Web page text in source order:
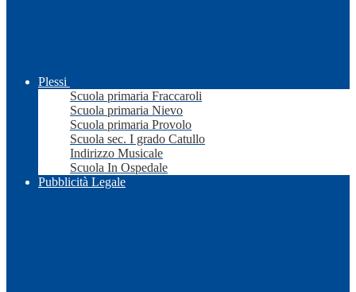
Plessi
Scuola primaria Fraccaroli
Scuola primaria Nievo
Scuola primaria Provolo
Scuola sec. I grado Catullo
Indirizzo Musicale
Scuola In Ospedale
Pubblicità Legale